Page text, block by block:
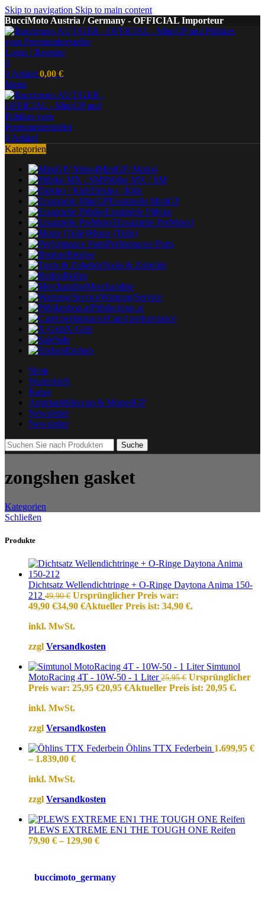
Skip to navigation Skip to main content
BucciMoto Austria / Germany - OFFICIAL Importeur
Login / Register
0
0 Artikel 0,00 €
Menü
0 Artikel
Kategorien
MiniGP/ Moto4
Pitbike MX / SM
Elektro / Kids
Ersatzteile MiniGP
Ersatzteile Pitbike
Ersatzteile PreMoto3
Motor (Teile)
Performance Parts
Bremse
Tools & Zubehör
Reifen
Merchandise
Wartung/Service
Pitbikeshop.at
Capit performance
X-Grip
Sale
Enduro
Shop
Warenkorb
Kasse
Austriapitbikecup & MopedGP
Newsletter
Newsletter
Suche
zongshen gasket
Kategorien
Schließen
Produkte
Dichtsatz Wellendichtringe + O-Ringe Daytona Anima 150-
212 49,90€ Ursprünglicher Preis war:
49,90 €34,90 €Aktueller Preis ist: 34,90 €.
inkl. MwSt.
zzgl Versandkosten
Simtunol
MotoRacing 4T - 10W-50 - 1 Liter25,95€ Ursprünglicher
Preis war: 25,95 €20,95 €Aktueller Preis ist: 20,95 €.
inkl. MwSt.
zzgl Versandkosten
Öhlins TTX Federbein 1.699,95 €
– 1.839,00 €
inkl. MwSt.
zzgl Versandkosten
PLEWS EXTREME EN1 THE TOUGH ONE Reifen
79,90 €– 129,90 €
buccimoto_germany